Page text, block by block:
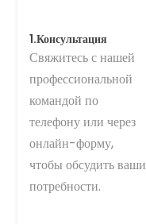
1.Консультация
Свяжитесь с нашей
профессиональной
командой по
телефону или через
онлайн-форму,
чтобы обсудить ваши
потребности.